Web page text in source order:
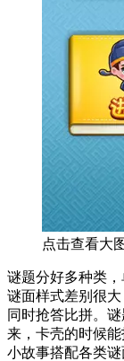
点击查看大
谜题分好多种类
谜面样式差别很
同时抢答比拼。
来，卡壳的时候
小故事搭配各类